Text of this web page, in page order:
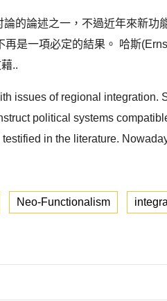
的論述之一，不過近年來新
是一項必定的結果。 哈斯
..
issues of regional integration.
political systems
in the literature.
Neo-Functionalism